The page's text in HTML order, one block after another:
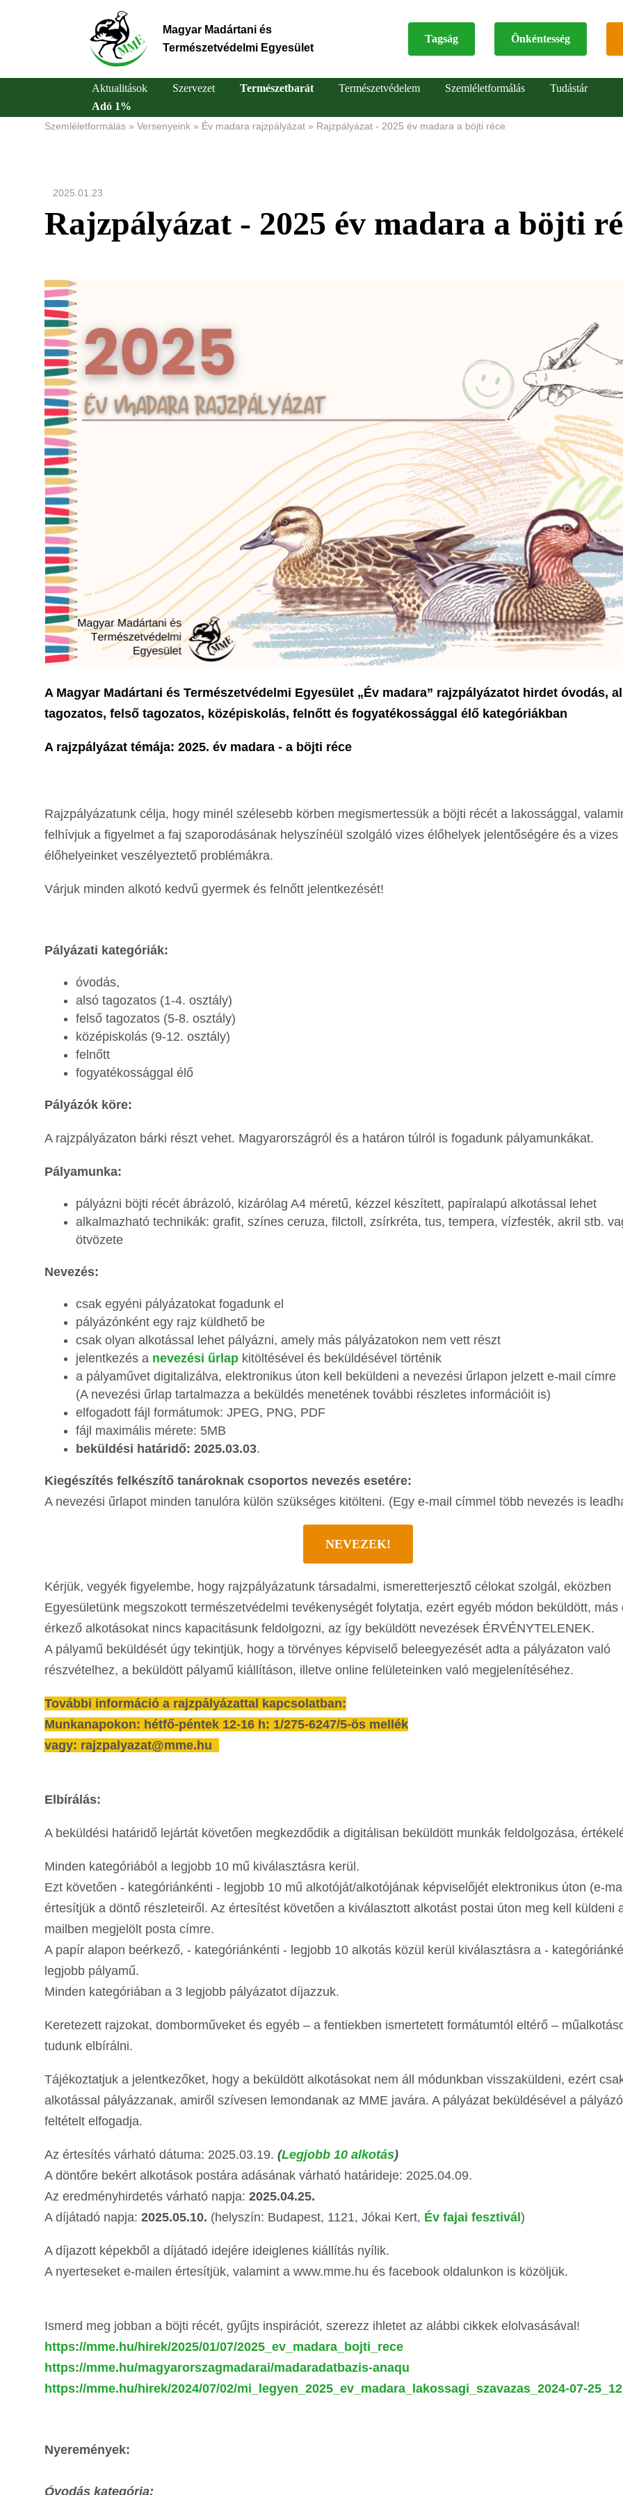
Magyar Madártani és
Természetvédelmi Egyesület
Top
Tagság Önkéntesség
Main
Aktualitások Szervezet Természetbarát Természetvédelem Szemléletformálás
Tudástár
Adó 1%
Szemléletformálás Versenyeink Év madara rajzpályázat Rajzpályázat - 2025 év madara a böjti réce
2025.01.23
Rajzpályázat - 2025 év madara a böjti
A Magyar Madártani és Természetvédelmi Egyesület „Év madara” rajzpályázatot hirdet óvodás,
tagozatos, felső tagozatos, középiskolás, felnőtt és fogyatékossággal élő kategóriákban
A rajzpályázat témája: 2025. év madara - a böjti réce
Rajzpályázatunk célja, hogy minél szélesebb körben megismertessük a böjti récét a lakossággal,
felhívjuk a figyelmet a faj szaporodásának helyszínéül szolgáló vizes élőhelyek jelentőségére és a vizes
élőhelyeinket veszélyeztető problémákra.
Várjuk minden alkotó kedvű gyermek és felnőtt jelentkezését!
Pályázati kategóriák:
óvodás,
alsó tagozatos (1-4. osztály)
felső tagozatos (5-8. osztály)
középiskolás (9-12. osztály)
felnőtt
fogyatékossággal élő
Pályázók köre:
A rajzpályázaton bárki részt vehet. Magyarországról és a határon túlról is fogadunk pályamunkákat.
Pályamunka:
pályázni böjti récét ábrázoló, kizárólag A4 méretű, kézzel készített, papíralapú alkotással lehet
alkalmazható technikák: grafit, színes ceruza, filctoll, zsírkréta, tus, tempera, vízfesték, akril stb.
ötvözete
Nevezés:
csak egyéni pályázatokat fogadunk el
pályázónként egy rajz küldhető be
csak olyan alkotással lehet pályázni, amely más pályázatokon nem vett részt
jelentkezés a nevezési űrlap kitöltésével és beküldésével történik
a pályaművet digitalizálva, elektronikus úton kell beküldeni a nevezési űrlapon jelzett e-mail címre
(A nevezési űrlap tartalmazza a beküldés menetének további részletes információit is)
elfogadott fájl formátumok: JPEG, PNG, PDF
fájl maximális mérete: 5MB
beküldési határidő: 2025.03.03.
Kiegészítés felkészítő tanároknak csoportos nevezés esetére:
A nevezési űrlapot minden tanulóra külön szükséges kitölteni. (Egy e-mail címmel több nevezés is
NEVEZEK!
Kérjük, vegyék figyelembe, hogy rajzpályázatunk társadalmi, ismeretterjesztő célokat szolgál, eközben
Egyesületünk megszokott természetvédelmi tevékenységét folytatja, ezért egyéb módon beküldött, más
érkező alkotásokat nincs kapacitásunk feldolgozni, az így beküldött nevezések ÉRVÉNYTELENEK.
A pályamű beküldését úgy tekintjük, hogy a törvényes képviselő beleegyezését adta a pályázaton való
részvételhez, a beküldött pályamű kiállításon, illetve online felületeinken való megjelenítéséhez.
További információ a rajzpályázattal kapcsolatban:
Munkanapokon: hétfő-péntek 12-16 h: 1/275-6247/5-ös mellék
vagy: rajzpalyazat@mme.hu
Elbírálás:
A beküldési határidő lejártát követően megkezdődik a digitálisan beküldött munkák feldolgozása,
Minden kategóriából a legjobb 10 mű kiválasztásra kerül.
Ezt követően - kategóriánkénti - legjobb 10 mű alkotóját/alkotójának képviselőjét elektronikus úton (e-
értesítjük a döntő részleteiről. Az értesítést követően a kiválasztott alkotást postai úton meg kell küldeni
mailben megjelölt posta címre.
A papír alapon beérkező, - kategóriánkénti - legjobb 10 alkotás közül kerül kiválasztásra a -
legjobb pályamű.
Minden kategóriában a 3 legjobb pályázatot díjazzuk.
Keretezett rajzokat, domborműveket és egyéb – a fentiekben ismertetett formátumtól eltérő –
tudunk elbírálni.
Tájékoztatjuk a jelentkezőket, hogy a beküldött alkotásokat nem áll módunkban visszaküldeni, ezért
alkotással pályázzanak, amiről szívesen lemondanak az MME javára. A pályázat beküldésével a
feltételt elfogadja.
Az értesítés várható dátuma: 2025.03.19. (Legjobb 10 alkotás)
A döntőre bekért alkotások postára adásának várható határideje: 2025.04.09.
Az eredményhirdetés várható napja: 2025.04.25.
A díjátadó napja: 2025.05.10. (helyszín: Budapest, 1121, Jókai Kert, Év fajai fesztivál)
A díjazott képekből a díjátadó idejére ideiglenes kiállítás nyílik.
A nyerteseket e-mailen értesítjük, valamint a www.mme.hu és facebook oldalunkon is közöljük.
Ismerd meg jobban a böjti récét, gyűjts inspirációt, szerezz ihletet az alábbi cikkek elolvasásával!
https://mme.hu/hirek/2025/01/07/2025_ev_madara_bojti_rece
https://mme.hu/magyarorszagmadarai/madaradatbazis-anaqu
https://mme.hu/hirek/2024/07/02/mi_legyen_2025_ev_madara_lakossagi_szavazas_2024-07-
Nyeremények:
Óvodás kategória: